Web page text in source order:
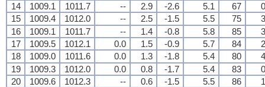
14
1009.1 1011.7 -- 2.9 -2.6 5.1 67
15
1009.4 1012.0 -- 2.5 -1.5 5.5 75
16
1009.1 1011.7 -- 1.4 -0.8 5.8 85
17
1009.5 1012.1 0.0 1.5 -0.9 5.7 84
18
1009.0 1011.6 0.0 1.3 -1.8 5.4 80
19
1009.3 1012.0 0.0 0.8 -1.7 5.4 83
20
1009.6 1012.3 -- 0.6 -1.5 5.5 86
14
1009.1 1011.7 -- 2.9 -2.6 5.1 67
15
1009.4 1012.0 -- 2.5 -1.5 5.5 75
16
1009.1 1011.7 -- 1.4 -0.8 5.8 85
17
1009.5 1012.1 0.0 1.5 -0.9 5.7 84
18
1009.0 1011.6 0.0 1.3 -1.8 5.4 80
19
1009.3 1012.0 0.0 0.8 -1.7 5.4 83
20
1009.6 1012.3 -- 0.6 -1.5 5.5 86
14
1009.1 1011.7 -- 2.9 -2.6 5.1 67
15
1009.4 1012.0 -- 2.5 -1.5 5.5 75
16
1009.1 1011.7 -- 1.4 -0.8 5.8 85
17
1009.5 1012.1 0.0 1.5 -0.9 5.7 84
18
1009.0 1011.6 0.0 1.3 -1.8 5.4 80
19
1009.3 1012.0 0.0 0.8 -1.7 5.4 83
20
1009.6 1012.3 -- 0.6 -1.5 5.5 86
14
1009.1 1011.7 -- 2.9 -2.6 5.1 67
15
1009.4 1012.0 -- 2.5 -1.5 5.5 75
16
1009.1 1011.7 -- 1.4 -0.8 5.8 85
17
1009.5 1012.1 0.0 1.5 -0.9 5.7 84
18
1009.0 1011.6 0.0 1.3 -1.8 5.4 80
19
1009.3 1012.0 0.0 0.8 -1.7 5.4 83
20
1009.6 1012.3 -- 0.6 -1.5 5.5 86